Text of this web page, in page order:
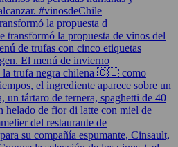
la propuesta d